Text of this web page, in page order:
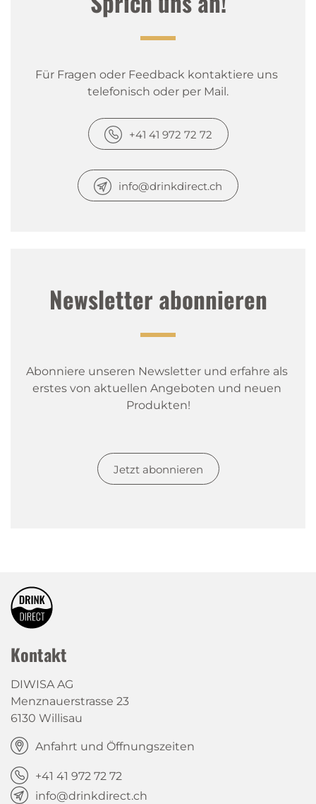
Für Fragen oder Feedback kontaktiere uns
telefonisch oder per Mail.
+41 41 972 72 72
info@drinkdirect.ch
Newsletter abonnieren
Abonniere unseren Newsletter und erfahre als
erstes von aktuellen Angeboten und neuen
Produkten!
Jetzt abonnieren
Kontakt
DIWISA AG
Menznauerstrasse 23
6130 Willisau
Anfahrt und Öffnungszeiten
+41 41 972 72 72
info@drinkdirect.ch